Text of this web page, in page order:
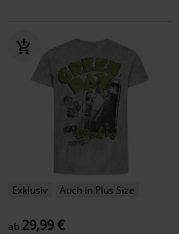
Exklusiv Auch in Plus Size
ab 29,99 €